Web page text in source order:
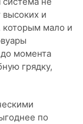
высоких и
которым мало и
момента
грядку,
по